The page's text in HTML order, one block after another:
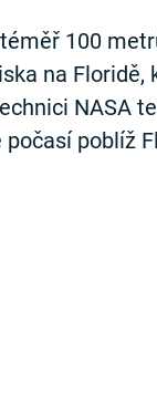
100
na Floridě,
NASA
poblíž